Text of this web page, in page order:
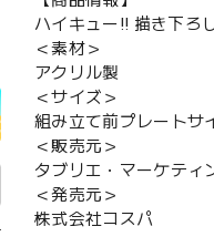
ハイキュー!! 描き下ろ
＜素材＞
アクリル製
＜サイズ＞
組み立て前プレートサ
＜販売元＞
タブリエ・マーケティ
＜発売元＞
株式会社コスパ